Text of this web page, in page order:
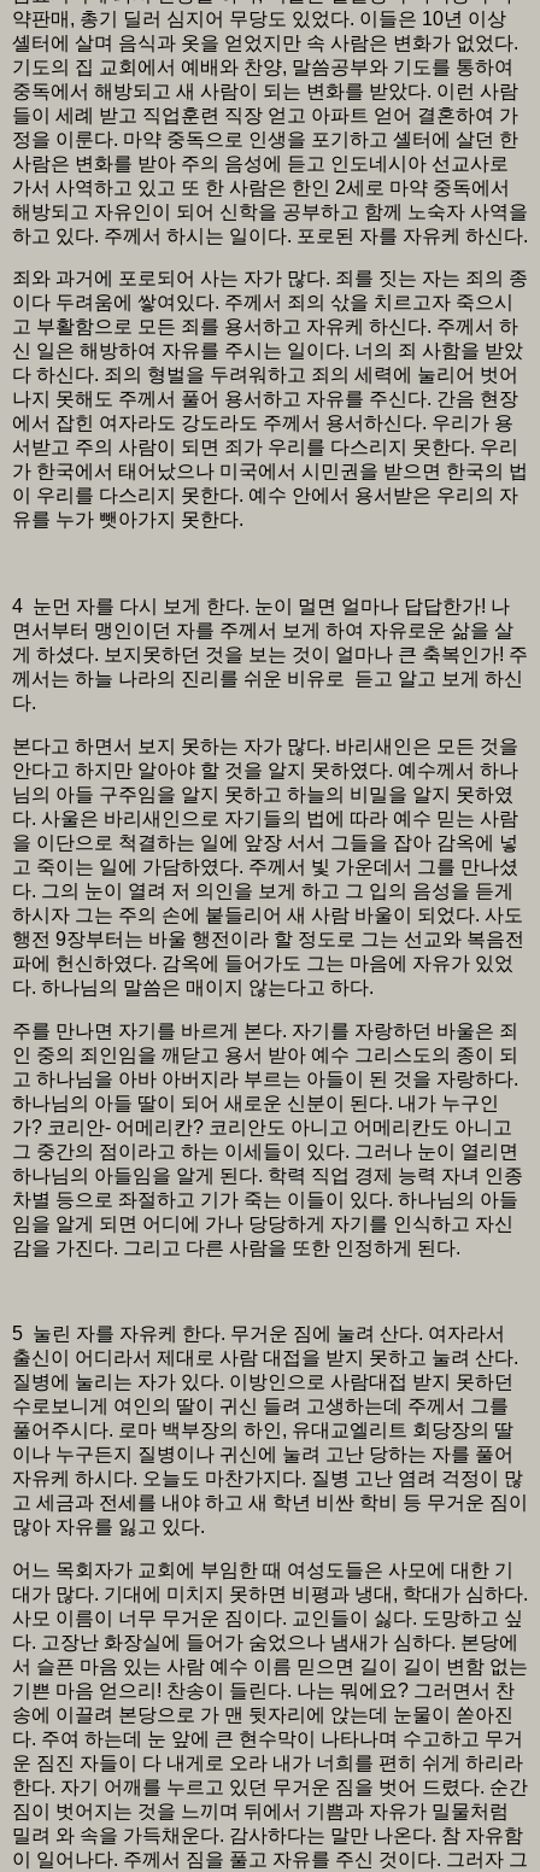
약판매, 총기 딜러 심지어 무당도 있었다. 이들은 10년 이상
셸터에 살며 음식과 옷을 얻었지만 속 사람은 변화가 없었다.
기도의 집 교회에서 예배와 찬양, 말씀공부와 기도를 통하여
중독에서 해방되고 새 사람이 되는 변화를 받았다. 이런 사람
들이 세례 받고 직업훈련 직장 얻고 아파트 얻어 결혼하여 가
정을 이룬다. 마약 중독으로 인생을 포기하고 셸터에 살던 한
사람은 변화를 받아 주의 음성에 듣고 인도네시아 선교사로
가서 사역하고 있고 또 한 사람은 한인 2세로 마약 중독에서
해방되고 자유인이 되어 신학을 공부하고 함께 노숙자 사역을
하고 있다. 주께서 하시는 일이다. 포로된 자를 자유케 하신다.
죄와 과거에 포로되어 사는 자가 많다. 죄를 짓는 자는 죄의 종
이다 두려움에 쌓여있다. 주께서 죄의 삯을 치르고자 죽으시
고 부활함으로 모든 죄를 용서하고 자유케 하신다. 주께서 하
신 일은 해방하여 자유를 주시는 일이다. 너의 죄 사함을 받았
다 하신다. 죄의 형벌을 두려워하고 죄의 세력에 눌리어 벗어
나지 못해도 주께서 풀어 용서하고 자유를 주신다. 간음 현장
에서 잡힌 여자라도 강도라도 주께서 용서하신다. 우리가 용
서받고 주의 사람이 되면 죄가 우리를 다스리지 못한다. 우리
가 한국에서 태어났으나 미국에서 시민권을 받으면 한국의 법
이 우리를 다스리지 못한다. 예수 안에서 용서받은 우리의 자
유를 누가 뺏아가지 못한다.
4 눈먼 자를 다시 보게 한다. 눈이 멀면 얼마나 답답한가! 나
면서부터 맹인이던 자를 주께서 보게 하여 자유로운 삶을 살
게 하셨다. 보지못하던 것을 보는 것이 얼마나 큰 축복인가! 주
께서는 하늘 나라의 진리를 쉬운 비유로 듣고 알고 보게 하신
다.
본다고 하면서 보지 못하는 자가 많다. 바리새인은 모든 것을
안다고 하지만 알아야 할 것을 알지 못하였다. 예수께서 하나
님의 아들 구주임을 알지 못하고 하늘의 비밀을 알지 못하였
다. 사울은 바리새인으로 자기들의 법에 따라 예수 믿는 사람
을 이단으로 척결하는 일에 앞장 서서 그들을 잡아 감옥에 넣
고 죽이는 일에 가담하였다. 주께서 빛 가운데서 그를 만나셨
다. 그의 눈이 열려 저 의인을 보게 하고 그 입의 음성을 듣게
하시자 그는 주의 손에 붙들리어 새 사람 바울이 되었다. 사도
행전 9장부터는 바울 행전이라 할 정도로 그는 선교와 복음전
파에 헌신하였다. 감옥에 들어가도 그는 마음에 자유가 있었
다. 하나님의 말씀은 매이지 않는다고 하다.
주를 만나면 자기를 바르게 본다. 자기를 자랑하던 바울은 죄
인 중의 죄인임을 깨닫고 용서 받아 예수 그리스도의 종이 되
고 하나님을 아바 아버지라 부르는 아들이 된 것을 자랑하다.
하나님의 아들 딸이 되어 새로운 신분이 된다. 내가 누구인
가? 코리안- 어메리칸? 코리안도 아니고 어메리칸도 아니고
그 중간의 점이라고 하는 이세들이 있다. 그러나 눈이 열리면
하나님의 아들임을 알게 된다. 학력 직업 경제 능력 자녀 인종
차별 등으로 좌절하고 기가 죽는 이들이 있다. 하나님의 아들
임을 알게 되면 어디에 가나 당당하게 자기를 인식하고 자신
감을 가진다. 그리고 다른 사람을 또한 인정하게 된다.
5 눌린 자를 자유케 한다. 무거운 짐에 눌려 산다. 여자라서
출신이 어디라서 제대로 사람 대접을 받지 못하고 눌려 산다.
질병에 눌리는 자가 있다. 이방인으로 사람대접 받지 못하던
수로보니게 여인의 딸이 귀신 들려 고생하는데 주께서 그를
풀어주시다. 로마 백부장의 하인, 유대교엘리트 회당장의 딸
이나 누구든지 질병이나 귀신에 눌려 고난 당하는 자를 풀어
자유케 하시다. 오늘도 마찬가지다. 질병 고난 염려 걱정이 많
고 세금과 전세를 내야 하고 새 학년 비싼 학비 등 무거운 짐이
많아 자유를 잃고 있다.
어느 목회자가 교회에 부임한 때 여성도들은 사모에 대한 기
대가 많다. 기대에 미치지 못하면 비평과 냉대, 학대가 심하다.
사모 이름이 너무 무거운 짐이다. 교인들이 싫다. 도망하고 싶
다. 고장난 화장실에 들어가 숨었으나 냄새가 심하다. 본당에
서 슬픈 마음 있는 사람 예수 이름 믿으면 길이 길이 변함 없는
기쁜 마음 얻으리! 찬송이 들린다. 나는 뭐에요? 그러면서 찬
송에 이끌려 본당으로 가 맨 뒷자리에 앉는데 눈물이 쏟아진
다. 주여 하는데 눈 앞에 큰 현수막이 나타나며 수고하고 무거
운 짐진 자들이 다 내게로 오라 내가 너희를 편히 쉬게 하리라
한다. 자기 어깨를 누르고 있던 무거운 짐을 벗어 드렸다. 순간
짐이 벗어지는 것을 느끼며 뒤에서 기쁨과 자유가 밀물처럼
밀려 와 속을 가득채운다. 감사하다는 말만 나온다. 참 자유함
이 일어나다. 주께서 짐을 풀고 자유를 주신 것이다. 그러자 그